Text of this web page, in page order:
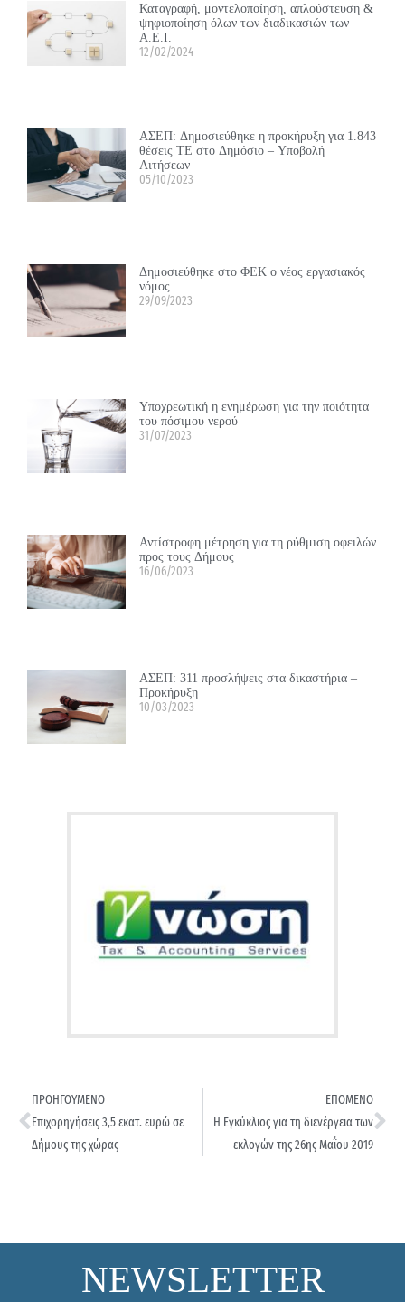
Καταγραφή, μοντελοποίηση, απλούστευση &
ψηφιοποίηση όλων των διαδικασιών των
Α.Ε.Ι.
12/02/2024
ΑΣΕΠ: Δημοσιεύθηκε η προκήρυξη για 1.843
θέσεις ΤΕ στο Δημόσιο – Υποβολή
Αιτήσεων
05/10/2023
Δημοσιεύθηκε στο ΦΕΚ ο νέος εργασιακός
νόμος
29/09/2023
Υποχρεωτική η ενημέρωση για την ποιότητα
του πόσιμου νερού
31/07/2023
Αντίστροφη μέτρηση για τη ρύθμιση οφειλών
προς τους Δήμους
16/06/2023
ΑΣΕΠ: 311 προσλήψεις στα δικαστήρια –
Προκήρυξη
10/03/2023
ΠΡΟΗΓΟΥΜΕΝΟ
Επιχορηγήσεις 3,5 εκατ. ευρώ σε
Δήμους της χώρας
ΕΠΟΜΕΝΟ
Η Εγκύκλιος για τη διενέργεια των
εκλογών της 26ης Μαΐου 2019
NEWSLETTER